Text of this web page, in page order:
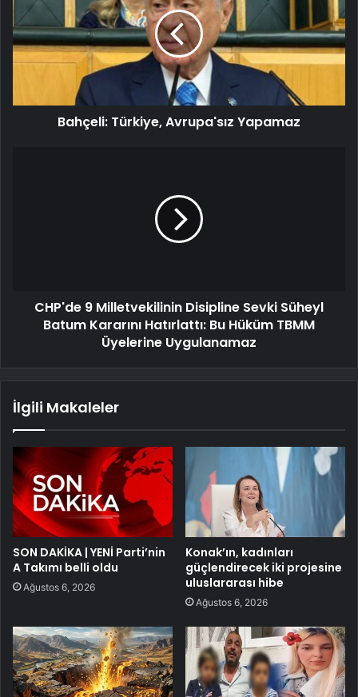
Bahçeli: Türkiye, Avrupa'sız Yapamaz
CHP'de 9 Milletvekilinin Disipline Sevki Süheyl
Batum Kararını Hatırlattı: Bu Hüküm TBMM
Üyelerine Uygulanamaz
İlgili Makaleler
SON DAKİKA | YENİ Parti’nin
A Takımı belli oldu
Ağustos 6, 2026
Konak’ın, kadınları
güçlendirecek iki projesine
uluslararası hibe
Ağustos 6, 2026